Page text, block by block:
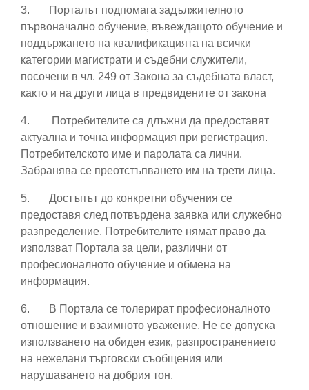
3.
Порталът подпомага задължителното
първоначално обучение, въвеждащото обучение и
поддържането на квалификацията на всички
категории магистрати и съдебни служители,
посочени в чл. 249 от Закона за съдебната власт,
както и на други лица в предвидените от закона
4.
Потребителите са длъжни да предоставят
актуална и точна информация при регистрация.
Потребителското име и паролата са лични.
Забранява се преотстъпването им на трети лица.
5. Достъпът до конкретни обучения се
предоставя след потвърдена заявка или служебно
разпределение. Потребителите нямат право да
използват Портала за цели, различни от
професионалното обучение и обмена на
информация.
6.
В Портала се толерират професионалното
отношение и взаимното уважение. Не се допуска
използването на обиден език, разпространението
на нежелани търговски съобщения или
нарушаването на добрия тон.